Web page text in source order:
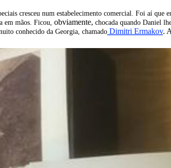
cresceu num estabelecimento comercial. Foi aí que
em mãos. Ficou, obviamente, chocada quando Daniel
conhecido da Georgia, chamado Dimitri Ermakov.